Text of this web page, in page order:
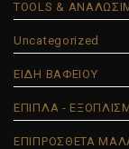
TOOLS &
Uncategorized
ΕΙΔΗ ΒΑΦΕΙΟΥ
ΕΠΙΠΛΑ -
ΕΠΙΠΡΟΣΘΕΤΑ